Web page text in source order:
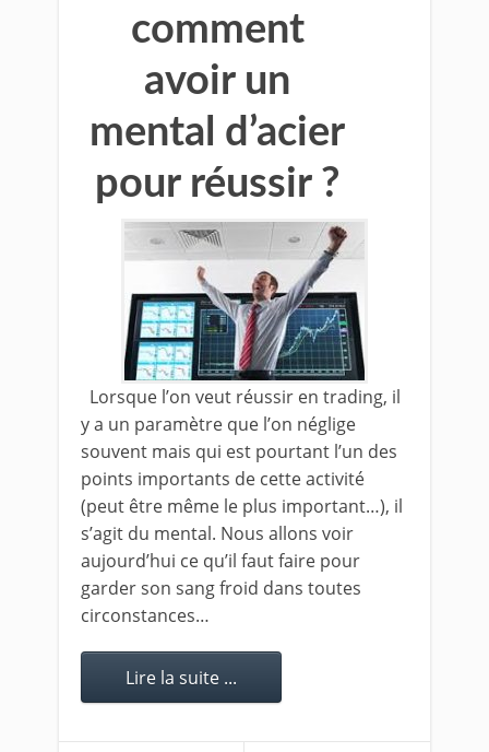
comment
avoir un
mental d’acier
pour réussir ?
Lorsque l’on veut réussir en trading, il
y a un paramètre que l’on néglige
souvent mais qui est pourtant l’un des
points importants de cette activité
(peut être même le plus important…), il
s’agit du mental. Nous allons voir
aujourd’hui ce qu’il faut faire pour
garder son sang froid dans toutes
circonstances…
Lire la suite ...